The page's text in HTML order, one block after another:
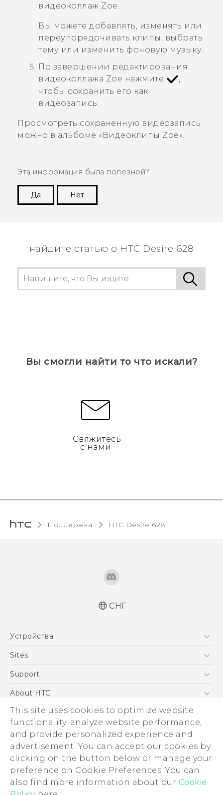
This site uses cookies to optimize website
functionality, analyze website performance,
and provide personalized experience and
advertisement. You can accept our cookies by
clicking on the button below or manage your
preference on Cookie Preferences. You can
also find more information about our Cookie
видеоколлаж Zoe
Вы можете добавлять, изменять или
переупорядочивать клипы, выбрать
тему или изменить фоновую музыку.
По завершении редактирования
видеоколлажа Zoe нажмите
чтобы сохранить его как
видеозапись.
Просмотреть сохраненную видеозапись
можно в альбоме «Видеоклипы Zoe».
Эта информация была полезной?
Да
Нет
найдите статью о HTC Desire 628
Вы смогли найти то что искали?
Свяжитесь
с нами
Поддержка HTC Desire 628‎
Русский - Руководство по безопасности и
Қазақ - Пайдаланушы нұсқаулығы
Қазақ - Қауіпсіздік және нормативтік
English - User manual
СНГ
Устройства
5G
EXODUS
VIVE
Sites
HTC Dev
Support
ПОДДЕРЖКА
About HTC
ESG
Инвестирование
Политика конфиденциальности
Безопасность продуктов
Вакансии
Security and Privacy Whitepaper
© 2011-2026 HTC Corporation
Условия использования.